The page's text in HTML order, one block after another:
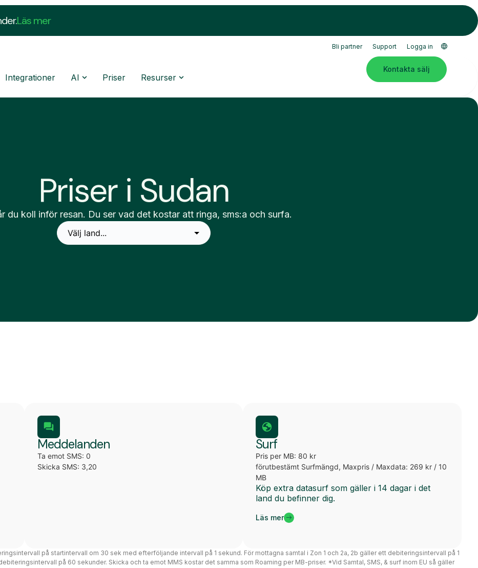
Läs mer
Bli partner Support Logga in
Integrationer AI Priser Resurser
Kontakta sälj
Priser i Sudan
du koll inför resan. Du ser vad det kostar att ringa, sms:a och surfa.
Meddelanden
Ta emot SMS: 0
Skicka SMS: 3,20
Surf
Pris per MB: 80 kr
förutbestämt Surfmängd, Maxpris / Maxdata: 269 kr / 10
MB
Köp extra datasurf som gäller i 14 dagar i det
land du befinner dig.
Läs mer
på startintervall om 30 sek med efterföljande intervall på 1 sekund. För mottagna samtal i Zon 1 och 2a, 2b gäller ett debiteringsintervall på 1
på 60 sekunder. Skicka och ta emot MMS kostar det samma som Roaming per MB-priser. *Vid Samtal, SMS, & surf inom EU så gäller